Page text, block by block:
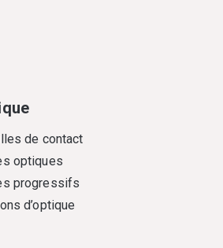
de contact
optiques
progressifs
d’optique